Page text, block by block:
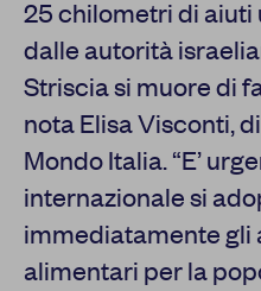
25 chilometri di
dalle autorità
Striscia si muore di
nota Elisa Visconti,
Mondo Italia. “E’
internazionale si
immediatamente gli
alimentari per la